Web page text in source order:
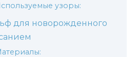
узоры:
для новорожденного